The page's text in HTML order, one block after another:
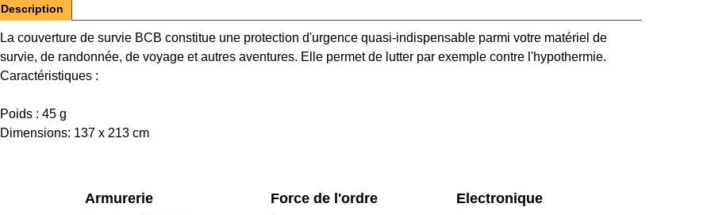
Description
La couverture de survie BCB constitue une protection d'urgence quasi-indispensable parmi votre matériel de
survie, de randonnée, de voyage et autres aventures. Elle permet de lutter par exemple contre l'hypothermie.
Caractéristiques :
Poids : 45 g
Dimensions: 137 x 213 cm
Armurerie Force de l'ordre Electronique